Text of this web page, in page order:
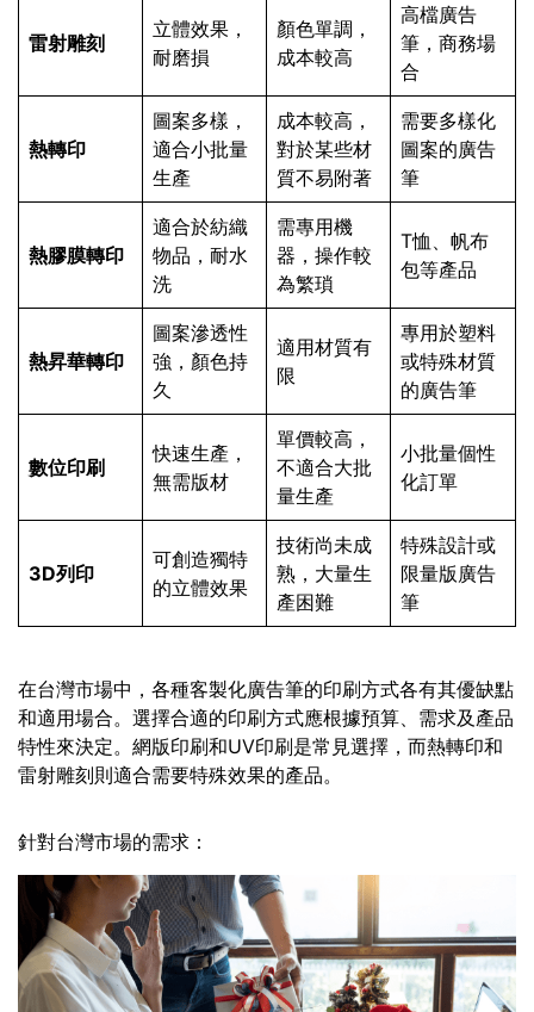
雷射雕刻
立體效果，
耐磨損
顏色單調，
成本較高
高檔廣告
筆，商務場
合
熱轉印
圖案多樣，
適合小批量
生產
成本較高，
對於某些材
質不易附著
需要多樣化
圖案的廣告
筆
熱膠膜轉印
適合於紡織
物品，耐水
洗
需專用機
器，操作較
為繁瑣
T恤、帆布
包等產品
熱昇華轉印
圖案滲透性
強，顏色持
久
適用材質有
限
專用於塑料
或特殊材質
的廣告筆
數位印刷
快速生產，
無需版材
單價較高，
不適合大批
量生產
小批量個性
化訂單
3D列印
可創造獨特
的立體效果
技術尚未成
熟，大量生
產困難
特殊設計或
限量版廣告
筆
在台灣市場中，各種客製化廣告筆的印刷方式各有其優缺點
和適用場合。選擇合適的印刷方式應根據預算、需求及產品
特性來決定。網版印刷和UV印刷是常見選擇，而熱轉印和
雷射雕刻則適合需要特殊效果的產品。
針對台灣市場的需求：